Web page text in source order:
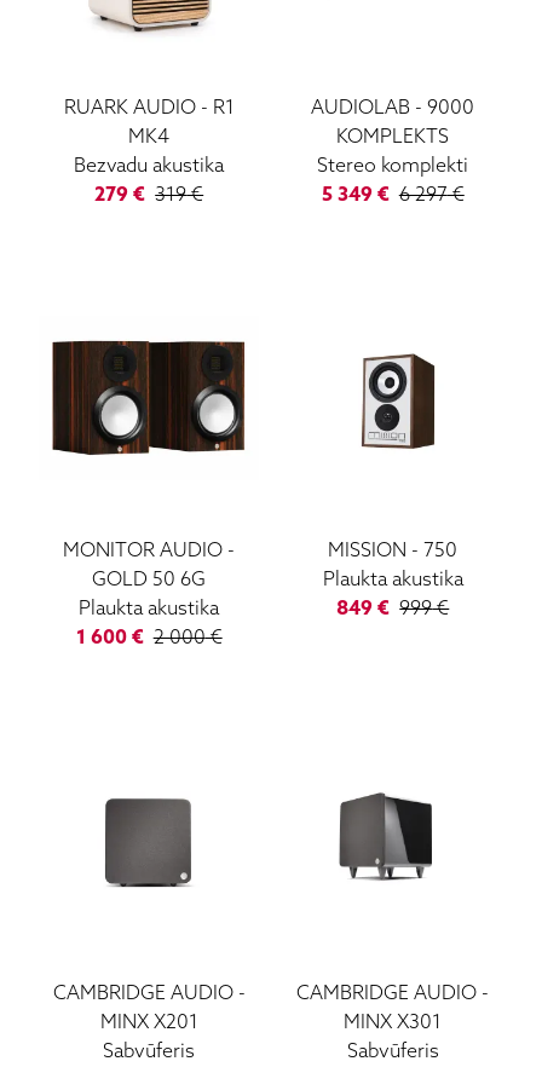
RUARK AUDIO- R1
MK4
Bezvadu akustika
279 € 319€
AUDIOLAB -9000
KOMPLEKTS
Stereo komplekti
5 349€ 6 297€
MONITOR AUDIO -
GOLD 50 6G
Plaukta akustika
1 600€ 2 000€
MISSION -750
Plaukta akustika
849 € 999€
CAMBRIDGE AUDIO-
MINX X201
Sabvūferis
CAMBRIDGE AUDIO -
MINX X301
Sabvūferis